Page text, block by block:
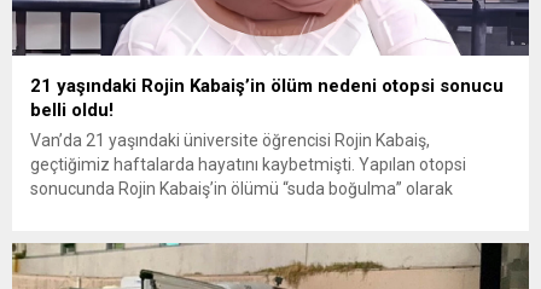
21 yaşındaki Rojin Kabaiş’in ölüm nedeni otopsi sonucu
belli oldu!
Van’da 21 yaşındaki üniversite öğrencisi Rojin Kabaiş,
geçtiğimiz haftalarda hayatını kaybetmişti. Yapılan otopsi
sonucunda Rojin Kabaiş’in ölümü “suda boğulma” olarak
yurdundan ayrılarak Van Gölü sahiline gitmişti. Ailesi bir süre